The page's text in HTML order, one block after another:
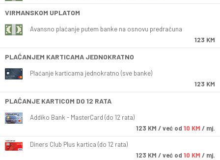
VIRMANSKOM UPLATOM
Avansno plaćanje putem banke na osnovu predračuna
123 KM
PLAĆANJEM KARTICAMA JEDNOKRATNO
Plaćanje karticama jednokratno (sve banke)
123 KM
PLAĆANJE KARTICOM DO 12 RATA
Addiko Bank - MasterCard (do 12 rata)
123 KM / već od 10 KM / mj.
Diners Club Plus kartica (do 12 rata)
123 KM / već od 10 KM / mj.